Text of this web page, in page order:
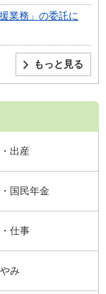
業務」の委託に
もっと見る
出産
国民年金
仕事
み